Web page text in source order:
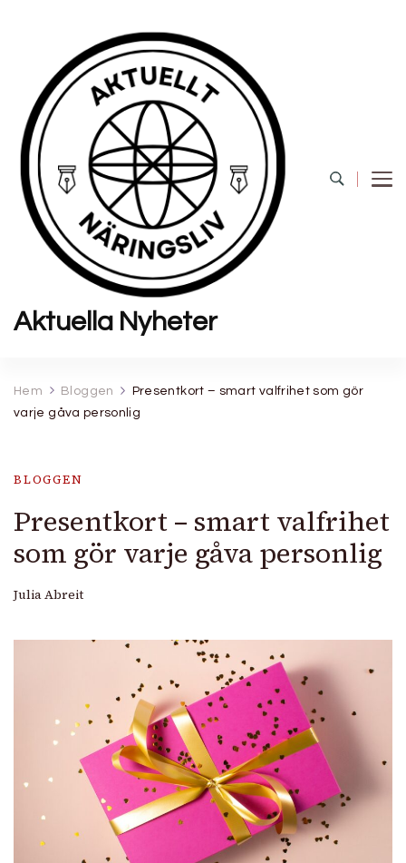
Aktuella Nyheter
Hem Bloggen
Presentkort – smart valfrihet som gör
varje gåva personlig
BLOGGEN
Presentkort – smart valfrihet
som gör varje gåva personlig
Julia Abreit